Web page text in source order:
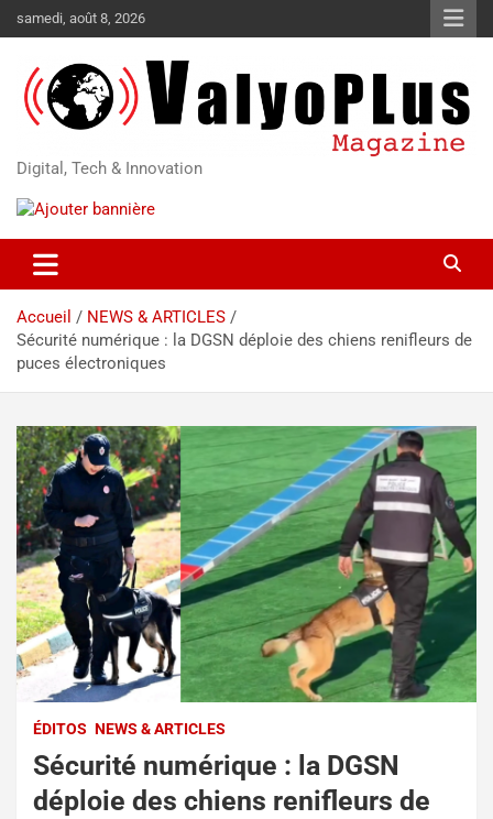
samedi, août 8, 2026
Digital, Tech & Innovation
Accueil
NEWS & ARTICLES
Sécurité numérique : la DGSN déploie des chiens renifleurs de
puces électroniques
ÉDITOS NEWS & ARTICLES
Sécurité numérique : la DGSN
déploie des chiens renifleurs de